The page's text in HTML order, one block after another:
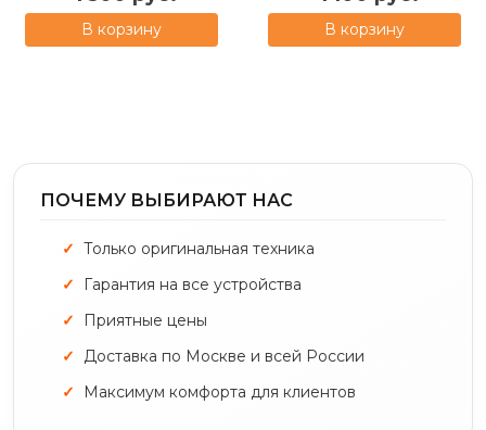
В корзину В корзину
ПОЧЕМУ ВЫБИРАЮТ НАС
Только оригинальная техника
Гарантия на все устройства
Приятные цены
Доставка по Москве и всей России
Максимум комфорта для клиентов